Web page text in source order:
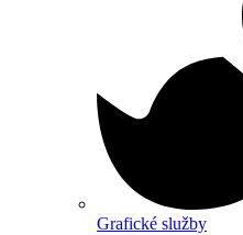
Grafické služby